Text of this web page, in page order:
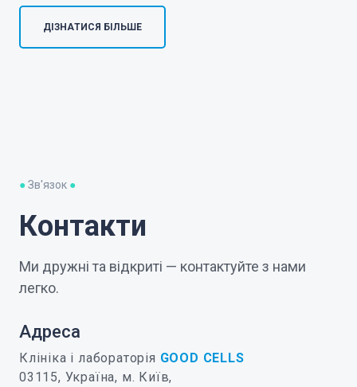
ДІЗНАТИСЯ БІЛЬШЕ
●Зв'язок ●
Контакти
Ми дружні та відкриті — контактуйте з нами
легко.
Адреса
Клініка і лабораторія GOOD CELLS
03115, Україна, м. Київ,